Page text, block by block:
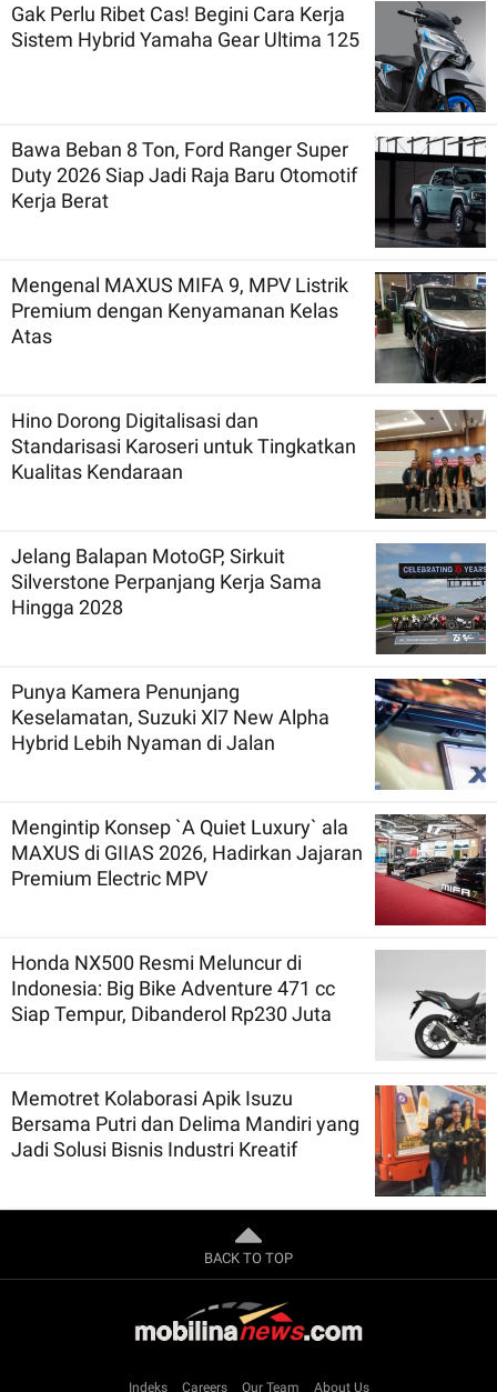
Gak Perlu Ribet Cas! Begini Cara Kerja
Sistem Hybrid Yamaha Gear Ultima 125
Bawa Beban 8 Ton, Ford Ranger Super
Duty 2026 Siap Jadi Raja Baru Otomotif
Kerja Berat
Mengenal MAXUS MIFA 9, MPV Listrik
Premium dengan Kenyamanan Kelas
Atas
Hino Dorong Digitalisasi dan
Standarisasi Karoseri untuk Tingkatkan
Kualitas Kendaraan
Jelang Balapan MotoGP, Sirkuit
Silverstone Perpanjang Kerja Sama
Hingga 2028
Punya Kamera Penunjang
Keselamatan, Suzuki Xl7 New Alpha
Hybrid Lebih Nyaman di Jalan
Mengintip Konsep `A Quiet Luxury` ala
MAXUS di GIIAS 2026, Hadirkan Jajaran
Premium Electric MPV
Honda NX500 Resmi Meluncur di
Indonesia: Big Bike Adventure 471 cc
Siap Tempur, Dibanderol Rp230 Juta
Memotret Kolaborasi Apik Isuzu
Bersama Putri dan Delima Mandiri yang
Jadi Solusi Bisnis Industri Kreatif
BACK TO TOP
Indeks Careers Our Team About Us